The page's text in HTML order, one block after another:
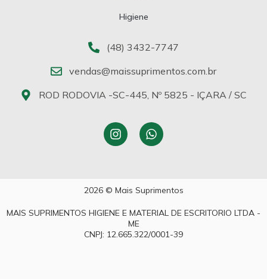
Higiene
(48) 3432-7747
vendas@maissuprimentos.com.br
ROD RODOVIA -SC-445, Nº 5825 - IÇARA / SC
2026 © Mais Suprimentos
MAIS SUPRIMENTOS HIGIENE E MATERIAL DE ESCRITORIO LTDA -
ME
CNPJ: 12.665.322/0001-39